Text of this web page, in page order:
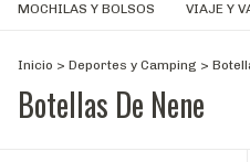
MOCHILAS Y BOLSOS VIAJE Y
Inicio > Deportes y Camping >
Botellas De Nene